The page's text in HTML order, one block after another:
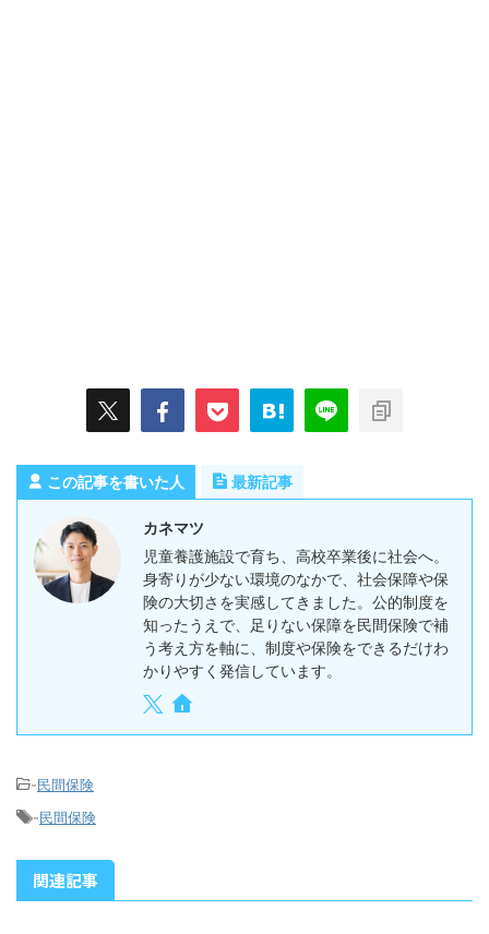
この記事を書いた人 最新記事
カネマツ
児童養護施設で育ち、高校卒業後に社会へ。
身寄りが少ない環境のなかで、社会保障や保
険の大切さを実感してきました。公的制度を
知ったうえで、足りない保障を民間保険で補
う考え方を軸に、制度や保険をできるだけわ
かりやすく発信しています。
-民間保険
-民間保険
関連記事